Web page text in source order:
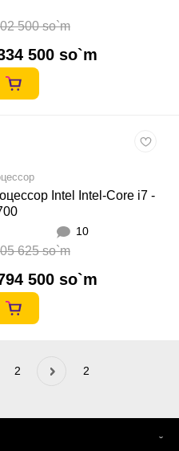
500 so`m
500 so`m
Intel Intel-Core i7 -
10
625 so`m
500 so`m
2 »Next 2